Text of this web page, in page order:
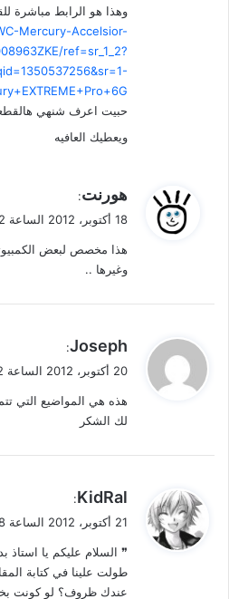
وهذا هو الرابط مباشرة
Mercury-Accelsior-
ref=sr_1_2?
حبيت اعرف شنهي
ويعطيك العافيه
ل
هورنت:
18 أكتوبر، 2012 الساعة 8:42 ص
هذا مخصص لبعض
وغيرها ..
ي
ل
Joseph
:
20 أكتوبر، 2012 الساعة 2:42 م
هذه هي المواضيع التي
لك الشكر
ي
ل
KidRal
:
21 أكتوبر، 2012 الساعة 4:18 م
❞ السلام عليكم يا استاذ
طولت علينا في كتابة
عندك ظروف؟ لو كونت